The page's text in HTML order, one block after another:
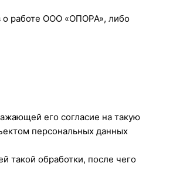
о работе ООО «ОПОРА», либо
его согласие на такую
персональных данных
такой обработки, после чего